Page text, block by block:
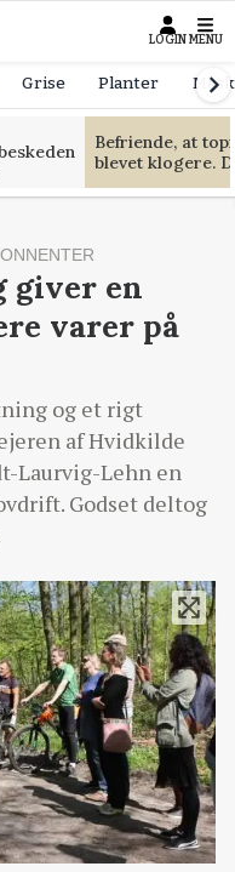
LOGIN MENU
Grise Planter
Befriende, at
blevet klogere.
giver en
varer på
og et rigt
af Hvidkilde
Laurvig-Lehn en
Godset deltog